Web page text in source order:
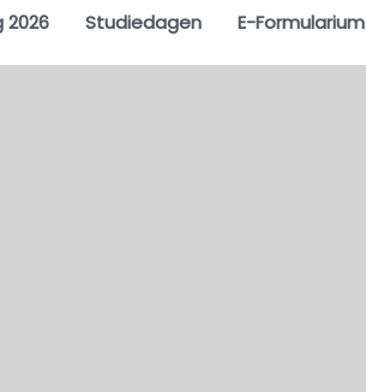
2026 Studiedagen E-Formularium